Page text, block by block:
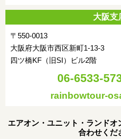
大阪支
〒550-0013
大阪府大阪市西区新町1-13-3
四ツ橋KF（旧SI）ビル2階
06-6533-
rainbowtour-
エアオン・ユニット・ランド
合わせくだ